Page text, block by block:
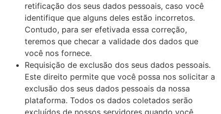
retificação dos seus dados pessoais, caso você
identifique que alguns deles estão incorretos.
Contudo, para ser efetivada essa correção,
teremos que checar a validade dos dados que
você nos fornece.
Requisição de exclusão dos seus dados pessoais.
Este direito permite que você possa nos solicitar a
exclusão dos seus dados pessoais da nossa
plataforma. Todos os dados coletados serão